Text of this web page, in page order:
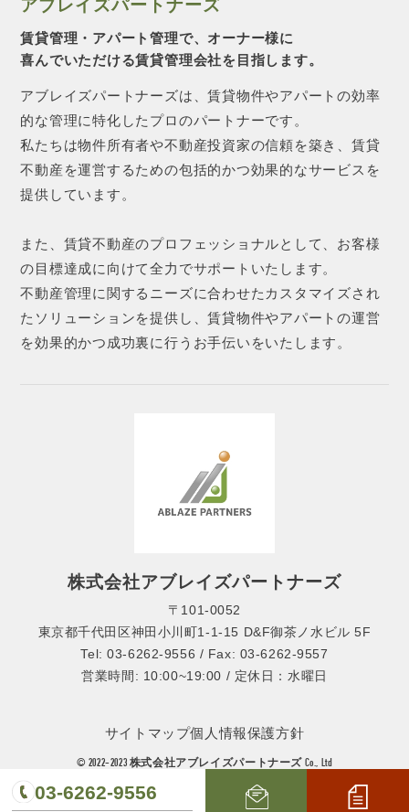
アブレイズパートナーズ
賃貸管理・アパート管理で、オーナー様に
喜んでいただける賃貸管理会社を目指します。
アブレイズパートナーズは、賃貸物件やアパートの効率
的な管理に特化したプロのパートナーです。
私たちは物件所有者や不動産投資家の信頼を築き、賃貸
不動産を運営するための包括的かつ効果的なサービスを
提供しています。
また、賃貸不動産のプロフェッショナルとして、お客様
の目標達成に向けて全力でサポートいたします。
不動産管理に関するニーズに合わせたカスタマイズされ
たソリューションを提供し、賃貸物件やアパートの運営
を効果的かつ成功裏に行うお手伝いをいたします。
株式会社アブレイズパートナーズ
〒101-0052
東京都千代田区神田小川町1-1-15 D&F御茶ノ水ビル 5F
Tel: 03-6262-9556 / Fax: 03-6262-9557
営業時間: 10:00~19:00 / 定休日：水曜日
© 2022-2023 株式会社アブレイズパートナーズ Co., Ltd
サイトマップ個人情報保護方針
03-6262-9556